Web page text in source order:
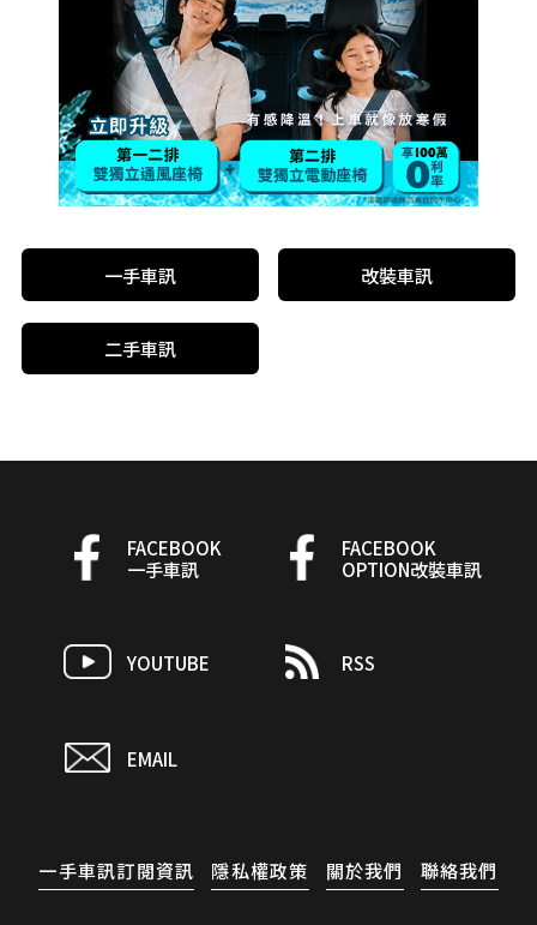
一手車訊 改裝車訊
二手車訊
FACEBOOK
一手車訊
FACEBOOK
OPTION改裝車訊
YOUTUBE RSS
EMAIL
一手車訊訂閱資訊 隱私權政策 關於我們 聯絡我們